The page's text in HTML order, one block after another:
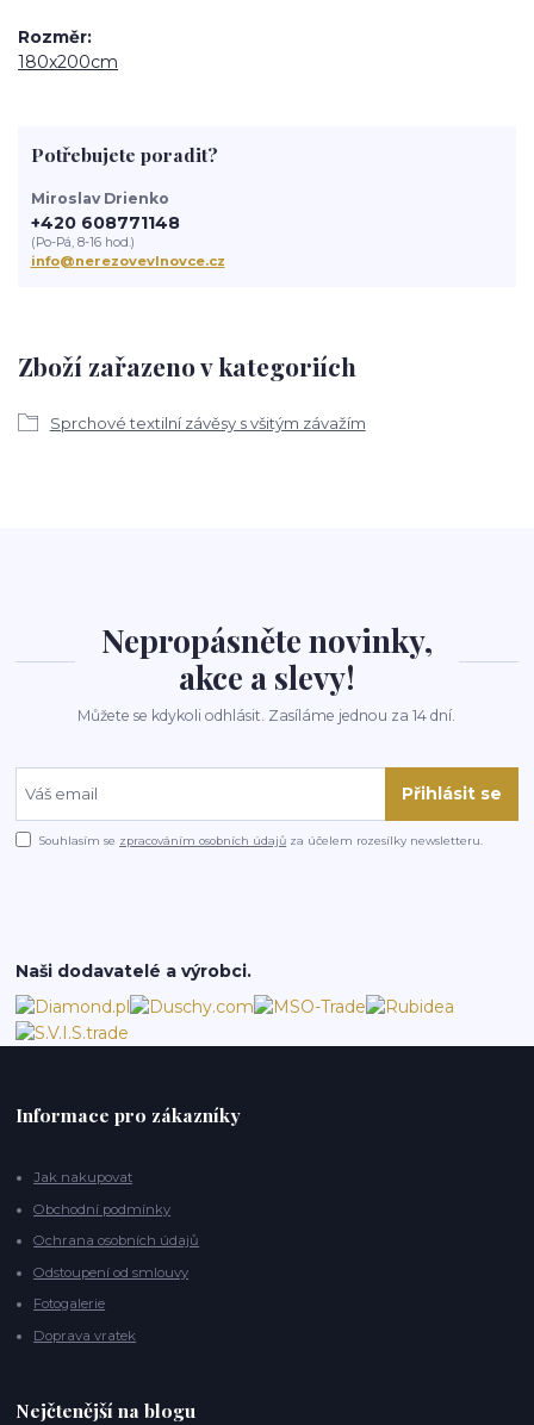
Rozměr
180x200cm
Zboží zařazeno v kategoriích
Sprchové textilní závěsy s všitým závažím
Potřebujete poradit?
Miroslav Drienko
+420 608771148
(Po-Pá, 8-16 hod.)
info@nerezovevlnovce.cz
Nepropásněte novinky,
akce a slevy!
Můžete se kdykoli odhlásit. Zasíláme jednou za 14 dní.
Přihlásit se
Souhlasím se zpracováním osobních údajů za účelem rozesílky newsletteru.
Naši dodavatelé a výrobci.
Informace pro zákazníky
Jak nakupovat
Obchodní podmínky
Ochrana osobních údajů
Odstoupení od smlouvy
Fotogalerie
Doprava vratek
Nejčtenější na blogu